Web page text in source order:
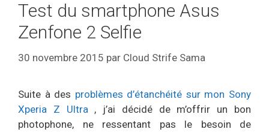
Test du smartphone Asus
Zenfone 2 Selfie
30 novembre 2015 par Cloud Strife Sama
Suite à des problèmes d’étanchéité sur mon Sony
Xperia Z Ultra , j’ai décidé de m’offrir un bon
photophone, ne ressentant pas le besoin de